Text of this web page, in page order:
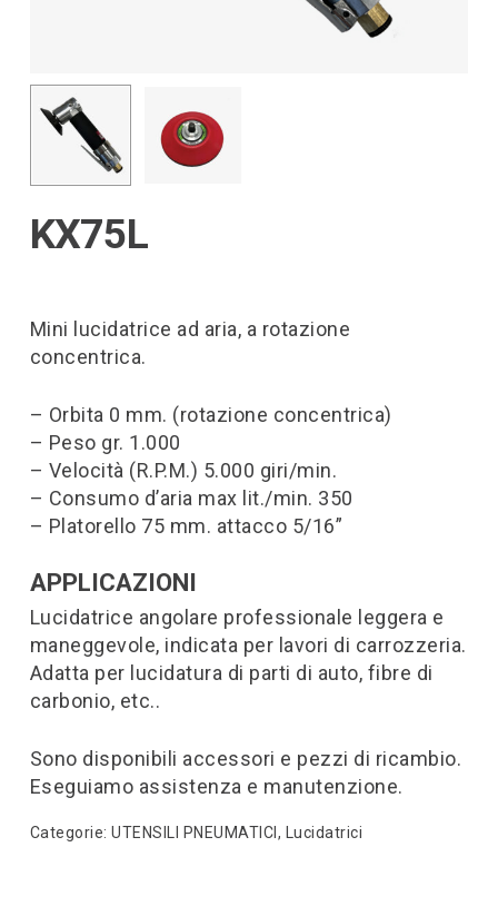
KX75L
Mini lucidatrice ad aria, a rotazione
concentrica.
– Orbita 0 mm. (rotazione concentrica)
– Peso gr. 1.000
– Velocità (R.P.M.) 5.000 giri/min.
– Consumo d’aria max lit./min. 350
– Platorello 75 mm. attacco 5/16”
APPLICAZIONI
Lucidatrice angolare professionale leggera e
maneggevole, indicata per lavori di carrozzeria.
Adatta per lucidatura di parti di auto, fibre di
carbonio, etc..
Sono disponibili accessori e pezzi di ricambio.
Eseguiamo assistenza e manutenzione.
Categorie:UTENSILI PNEUMATICI , Lucidatrici